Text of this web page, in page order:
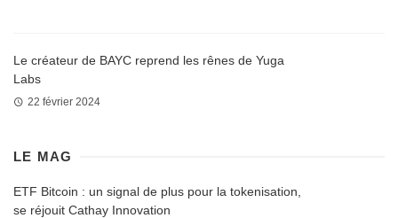
Le créateur de BAYC reprend les rênes de Yuga
Labs
22 février 2024
LE MAG
ETF Bitcoin : un signal de plus pour la tokenisation,
se réjouit Cathay Innovation